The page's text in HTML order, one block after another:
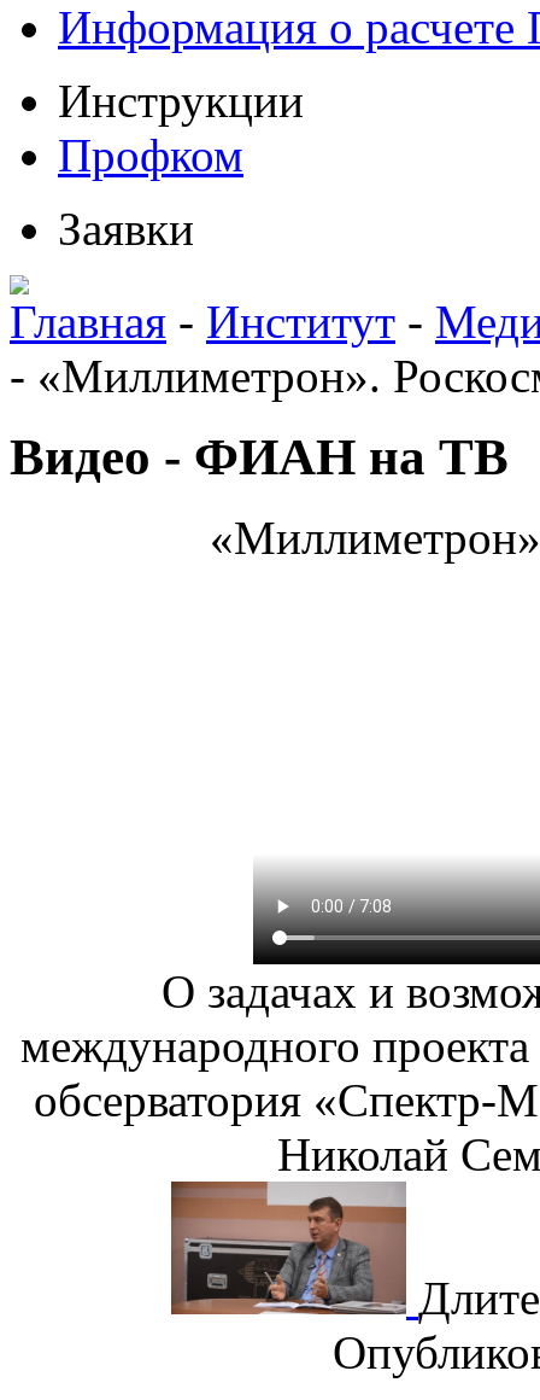
Информация о
Инструкции
Профком
Заявки
Главная - Институт -
- «Миллиметрон».
Видео - ФИАН на ТВ
О задачах и
международного
обсерватория «Спектр-
Николай